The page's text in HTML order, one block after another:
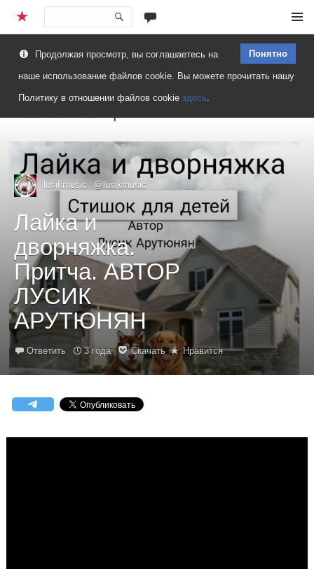
Перейти
содержимому
Понятно
Продолжая просмотр, вы соглашаетесь на
наше использование файлов cookie. Вы можете прочитать нашу
Политику в отношении файлов cookie здесь.
lusikmusic @lusikmusic
Лайка и
дворняжка.
Притча. АВТОР
ЛУСИК
АРУТЮНЯН
Ответить 3 года Скачать Нравится